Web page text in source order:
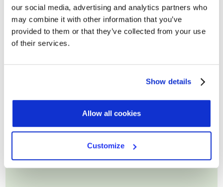
our social media, advertising and analytics partners who
may combine it with other information that you’ve
provided to them or that they’ve collected from your use
of their services.
Show details
Allow all cookies
Customize
Cognome
Email di lavoro*